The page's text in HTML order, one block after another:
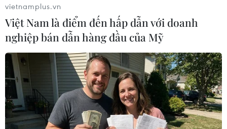
vietnamplus.vn
Việt Nam là điểm đến hấp dẫn với doanh
nghiệp bán dẫn hàng đầu của Mỹ